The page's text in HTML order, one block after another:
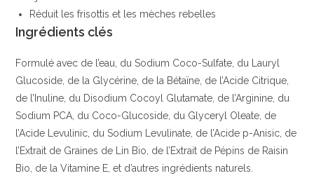
Réduit les frisottis et les mèches rebelles
Ingrédients clés
Formulé avec de l’eau, du Sodium Coco-Sulfate, du Lauryl
Glucoside, de la Glycérine, de la Bétaïne, de l’Acide Citrique,
de l’Inuline, du Disodium Cocoyl Glutamate, de l’Arginine, du
Sodium PCA, du Coco-Glucoside, du Glyceryl Oleate, de
l’Acide Levulinic, du Sodium Levulinate, de l’Acide p-Anisic, de
l’Extrait de Graines de Lin Bio, de l’Extrait de Pépins de Raisin
Bio, de la Vitamine E, et d’autres ingrédients naturels.